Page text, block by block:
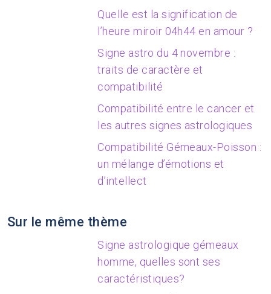
Quelle est la signification de
l’heure miroir 04h44 en amour ?
Signe astro du 4 novembre :
traits de caractère et
compatibilité
Compatibilité entre le cancer et
les autres signes astrologiques
Compatibilité Gémeaux-Poisson :
un mélange d’émotions et
d’intellect
Sur le même thème
Signe astrologique gémeaux
homme, quelles sont ses
caractéristiques?